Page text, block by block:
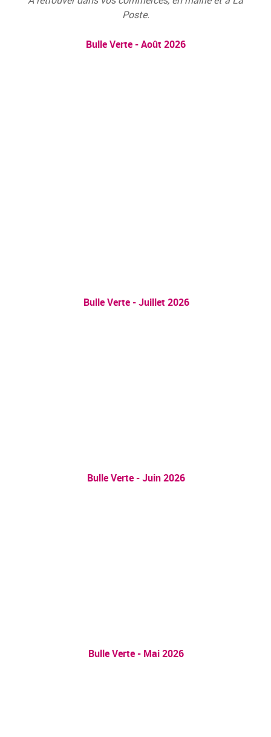
Poste.
Bulle Verte - Août 2026
Bulle Verte - Juillet 2026
Bulle Verte - Juin 2026
Bulle Verte - Mai 2026